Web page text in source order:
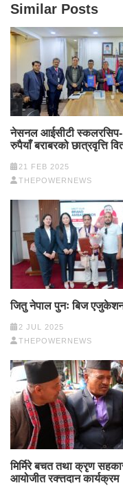
Similar Posts
नेसनल आईसीटी
रुपैयाँ बराबरको छात्रवृत्ति
21 FEB 2025
THEPOWERNEWS
जितु नेपाल पुनः बिज एजुकेशन
2 JUL 2025
THEPOWERNEWS
मिर्मिरे बचत तथा क्रृण
आयोजीत रक्त्तदान कार्यक्रम